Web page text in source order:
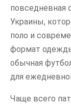
повседневная
Украины,
поло и
формат
обычная
для
Чаще всего